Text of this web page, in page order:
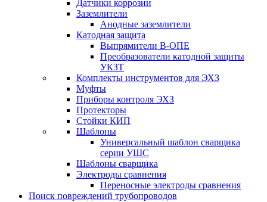
Датчики коррозии
Заземлители
Анодные заземлители
Катодная защита
Выпрямители В-ОПЕ
Преобразователи катодной защиты
УКЗТ
Комплекты инструментов для ЭХЗ
Муфты
Приборы контроля ЭХЗ
Протекторы
Стойки КИП
Шаблоны
Универсальный шаблон сварщика
серии УШС
Шаблоны сварщика
Электроды сравнения
Переносные электроды сравнения
Поиск повреждений трубопроводов